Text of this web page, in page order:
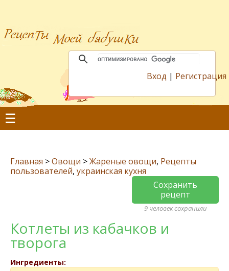
Вход | Регистрация
☰
Главная >Овощи >Жареные овощи, Рецепты
пользователей, украинская кухня
Сохранить
рецепт
9 человек сохранили
Котлеты из кабачков и
творога
Ингредиенты: